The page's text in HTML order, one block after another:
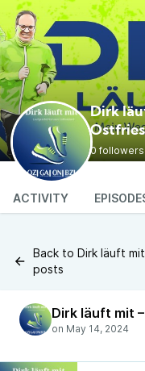
Dirk
0 followers
ACTIVITY
Back to Dirk läuft
posts